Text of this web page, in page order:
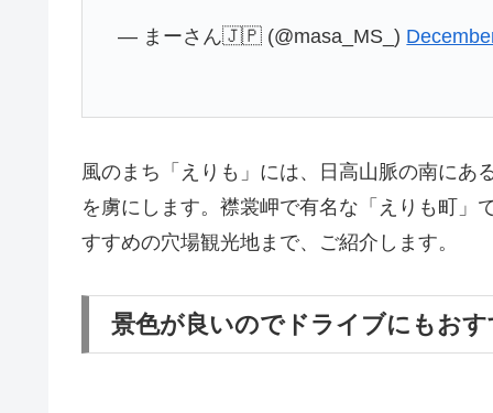
— まーさん🇯🇵 (@masa_MS_)
風のまち「えりも」には、日高山脈の南にあ
を虜にします。襟裳岬で有名な「えりも町」
すすめの穴場観光地まで、ご紹介します。
景色が良いのでドライブにもお